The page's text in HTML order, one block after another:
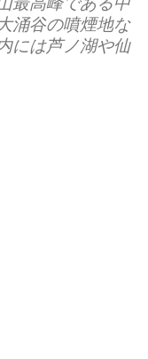
涌谷の噴煙地な
には芦ノ湖や仙